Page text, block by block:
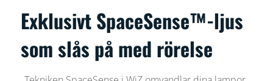
Exklusivt SpaceSense™-ljus
som slås på med rörelse